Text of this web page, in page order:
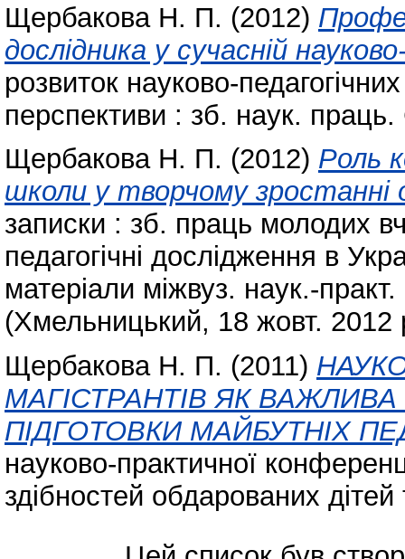
Щербакова Н. П. (2012)
дослідника у сучасній
розвиток науково-
перспективи : зб. наук.
Щербакова Н. П. (2012) Роль
школи у творчому зростанні
записки : зб. праць молодих
педагогічні дослідження в
матеріали міжвуз. наук.-
(Хмельницький, 18 жовт.
Щербакова Н. П. (2011)
МАГІСТРАНТІВ ЯК
ПІДГОТОВКИ МАЙБУТНІХ
науково-практичної
здібностей обдарованих